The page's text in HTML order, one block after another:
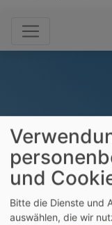
Startseite Ev. Luth.
und
Bitte die Dienste und
auswählen, die wir